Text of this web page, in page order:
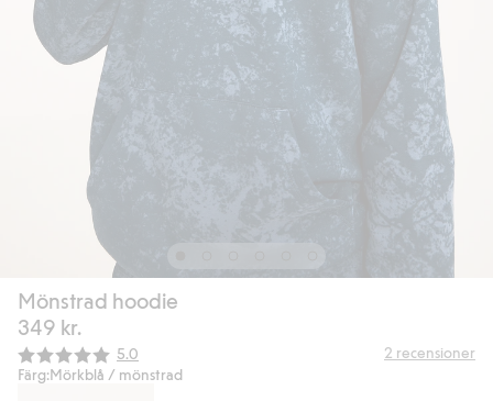
Mönstrad hoodie
349 kr.
Snittbetyg:
5.0 2 recensioner
Färg:Mörkblå / mönstrad